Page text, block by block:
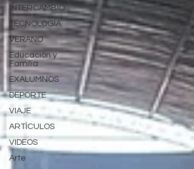
INTERCAMBIO
TECNOLOGÍA
VERANO
Educación y
Familia
EXALUMNOS
DEPORTE
VIAJE
ARTÍCULOS
VIDEOS
Arte